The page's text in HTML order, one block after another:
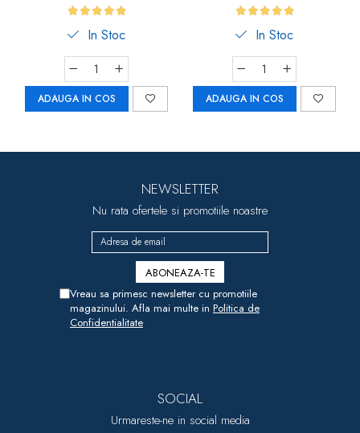
In Stoc
ADAUGA IN COS
In Stoc
ADAUGA IN COS
NEWSLETTER
Nu rata ofertele si promotiile noastre
Vreau sa primesc newsletter cu promotiile
magazinului. Afla mai multe in Politica de
Confidentialitate
SOCIAL
Urmareste-ne in social media